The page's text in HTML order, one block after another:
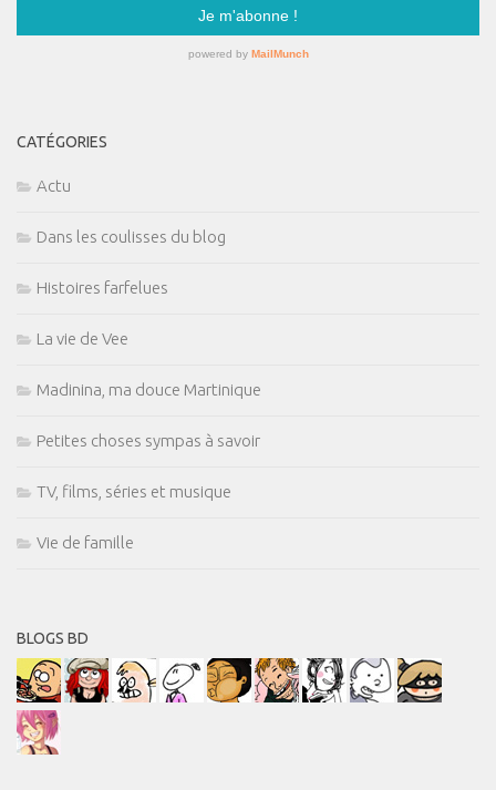
CATÉGORIES
Actu
Dans les coulisses du blog
Histoires farfelues
La vie de Vee
Madinina, ma douce Martinique
Petites choses sympas à savoir
TV, films, séries et musique
Vie de famille
BLOGS BD